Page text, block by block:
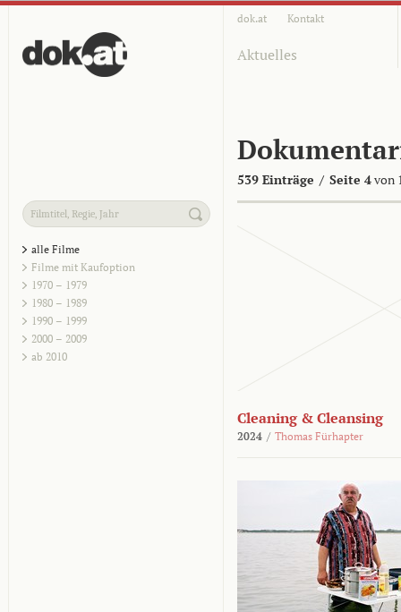
dok.at Kontakt
Aktuelles
539 Einträge / Seite 4von
alle Filme
Filme mit Kaufoption
1970 – 1979
1980 – 1989
1990 – 1999
2000 – 2009
ab 2010
Cleaning & Cleansing
2024 / Thomas Fürhapter